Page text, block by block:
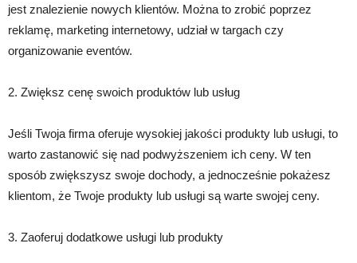
jest znalezienie nowych klientów. Można to zrobić poprzez
reklamę, marketing internetowy, udział w targach czy
organizowanie eventów.
2. Zwiększ cenę swoich produktów lub usług
Jeśli Twoja firma oferuje wysokiej jakości produkty lub usługi, to
warto zastanowić się nad podwyższeniem ich ceny. W ten
sposób zwiększysz swoje dochody, a jednocześnie pokażesz
klientom, że Twoje produkty lub usługi są warte swojej ceny.
3. Zaoferuj dodatkowe usługi lub produkty